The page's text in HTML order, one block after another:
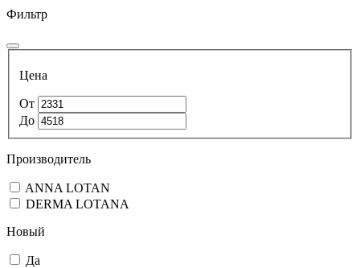
Фильтр
Цена
От
До
Производитель
ANNA LOTAN
DERMA LOTANA
Новый
Да